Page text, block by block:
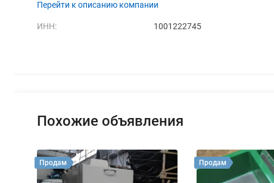
Перейти к описанию компании
ИНН: 1001222745
Похожие объявления
Продам Продам